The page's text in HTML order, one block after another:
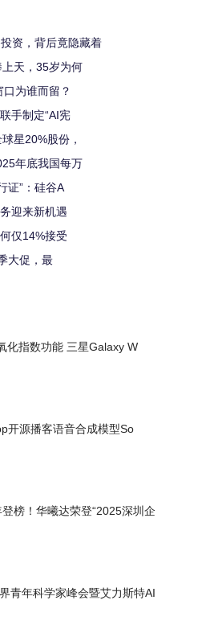
资，背后竟隐藏着
天，35岁为何
为谁而留？
手制定“AI宪
星20%股份，
年底我国每万
证”：硅谷A
迎来新机遇
仅14%接受
大促，最
化指数功能 三星Galaxy W
开源播客语音合成模型So
榜！华曦达荣登“2025深圳企
青年科学家峰会暨艾力斯特AI